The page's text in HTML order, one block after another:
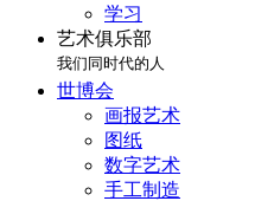
学习
艺术俱乐部
我们同时代的人
世博会
画报艺术
图纸
数字艺术
手工制造